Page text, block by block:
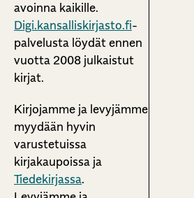
avoinna kaikille.
Digi.kansalliskirjasto.fi-
palvelusta löydät ennen
vuotta 2008 julkaistut
kirjat.
Kirjojamme ja levyjämme
myydään hyvin
varustetuissa
kirjakaupoissa ja
Tiedekirjassa.